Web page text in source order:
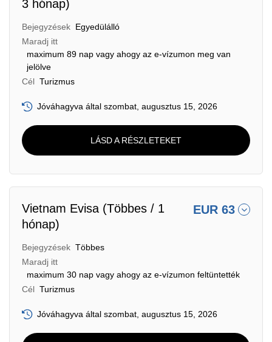
3 hónap)
Bejegyzések Egyedülálló
Maradj itt
maximum 89 nap vagy ahogy az e-vízumon meg van
jelölve
Cél Turizmus
Jóváhagyva által szombat, augusztus 15, 2026
LÁSD A RÉSZLETEKET
Vietnam Evisa (Többes / 1
hónap)
EUR 63
Bejegyzések Többes
Maradj itt
maximum 30 nap vagy ahogy az e-vízumon feltüntették
Cél Turizmus
Jóváhagyva által szombat, augusztus 15, 2026